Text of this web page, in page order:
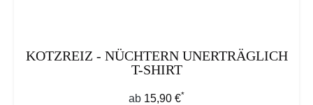
KOTZREIZ - NÜCHTERN UNERTRÄGLICH
T-SHIRT
Regulärer Preis:
ab 15,90 €*